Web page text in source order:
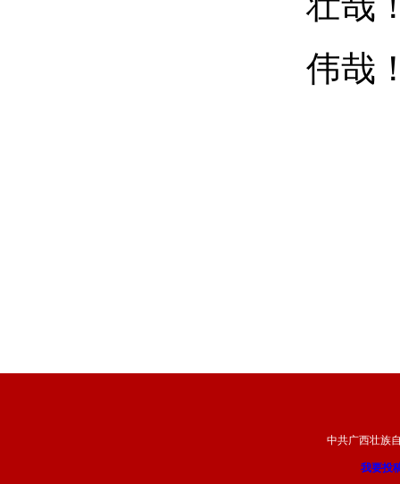
伟哉
中共广西壮族
我要投